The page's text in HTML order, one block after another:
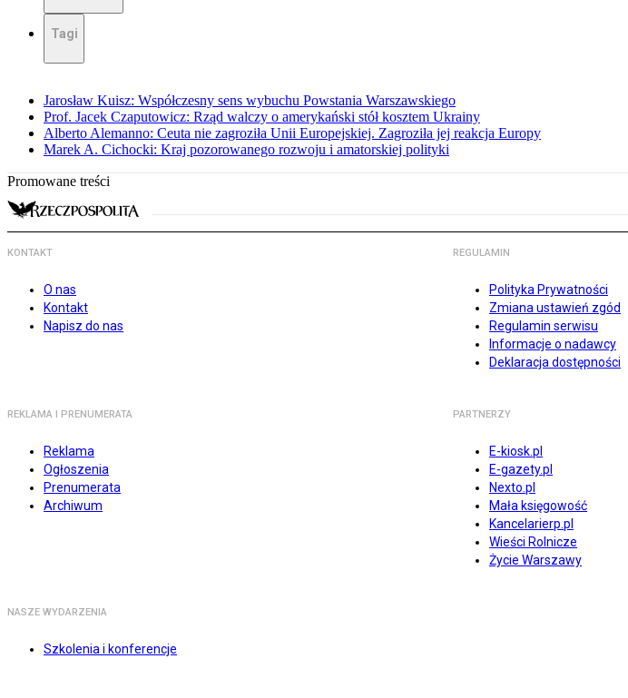
Tagi
Jarosław Kuisz: Współczesny sens wybuchu Powstania Warszawskiego
Prof. Jacek Czaputowicz: Rząd walczy o amerykański stół kosztem Ukrainy
Alberto Alemanno: Ceuta nie zagroziła Unii Europejskiej. Zagroziła jej reakcja Europy
Marek A. Cichocki: Kraj pozorowanego rozwoju i amatorskiej polityki
Promowane treści
KONTAKT
O nas
Kontakt
Napisz do nas
REGULAMIN
Polityka Prywatności
Zmiana ustawień zgód
Regulamin serwisu
Informacje o nadawcy
Deklaracja dostępności
REKLAMA I PRENUMERATA
Reklama
Ogłoszenia
Prenumerata
Archiwum
PARTNERZY
E-kiosk.pl
E-gazety.pl
Nexto.pl
Mała księgowość
Kancelarierp.pl
Wieści Rolnicze
Życie Warszawy
NASZE WYDARZENIA
Szkolenia i konferencje